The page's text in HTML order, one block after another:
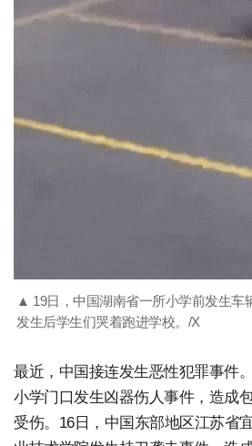
▲ 19日，中国湖南省一所小学前发生车
发生后学生们哭着跑进学校。/X
最近，中国接连发生恶性犯罪事件
小学门口发生凶器伤人事件，造成
受伤。16日，中国东部地区江苏省